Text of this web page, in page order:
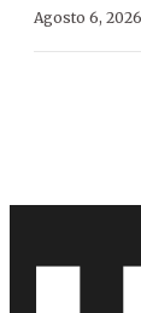
Agosto 6,